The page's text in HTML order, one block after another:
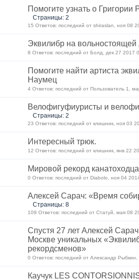
Помогите узнать о Григории
Страницы: 2
15 Ответов: последний от shiraslan, ноя 08
Эквилибр на вольностоящей
8 Ответов: последний от Болд, дек 27 2017
Помогите найти артиста
Наумец
4 Ответов: последний от Пользователь 1,
Велофигуфиуристы и
Страницы: 2
23 Ответов: последний от клишник, ноя 03
Интересный трюк.
12 Ответов: последний от клишник, янв 22
Мировой рекорд
0 Ответов: последний от Diabolo, ноя 04
Алексей Сарач: «Время
Страницы: 8
109 Ответов: последний от Статуй, мая 08
Спустя 27 лет Алексей
Москве уникальных
рекордсменов»
0 Ответов: последний от Александр Рыбкин,
Каучук LES